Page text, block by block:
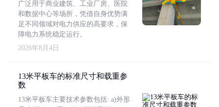
广泛用于商业建筑、工业厂房、医院
和数据中心等场所，凭借自身优势满
足不同领域对电力供应的高要求，保
障电力系统稳定运行。
2026年8月4日
13米平板车的标准尺寸和载重参
数
13米平板车主要技术参数包括: a)外形